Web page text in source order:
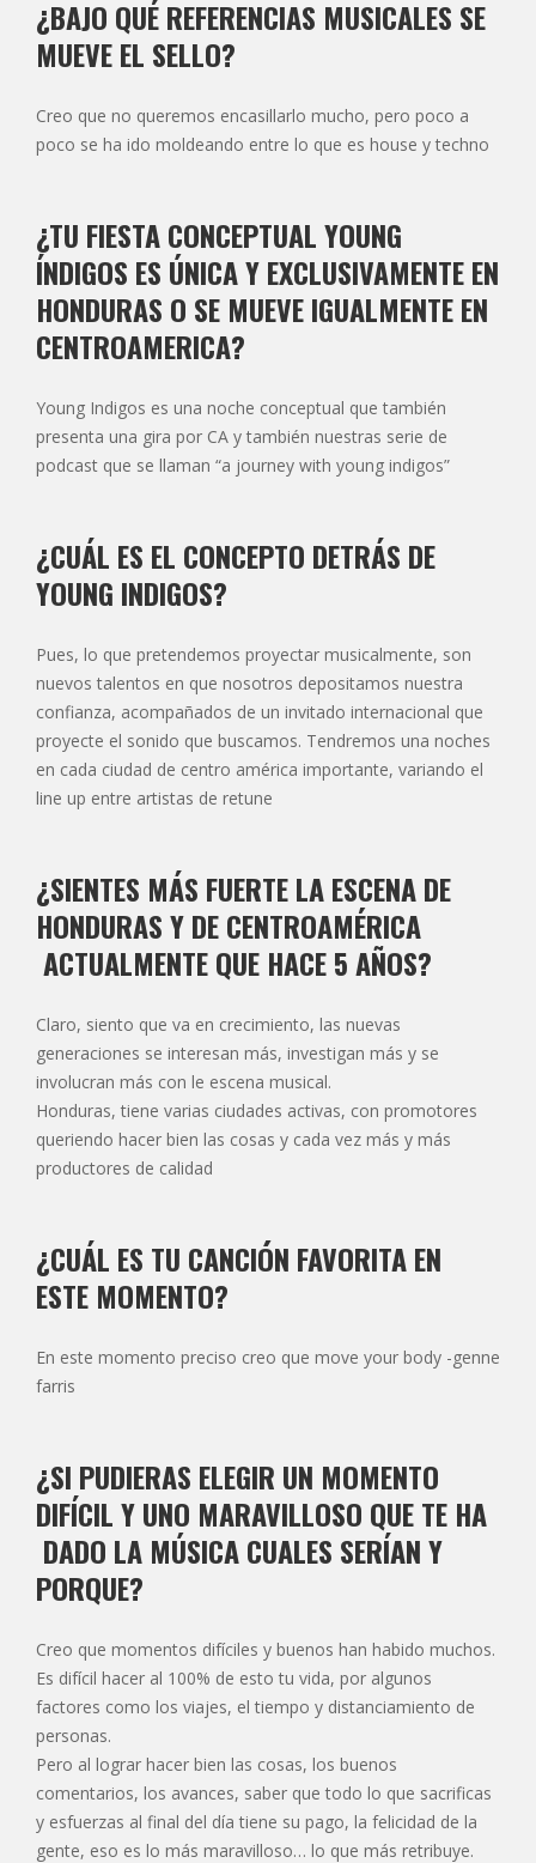
¿BAJO QUÉ REFERENCIAS MUSICALES SE
MUEVE EL SELLO?
Creo que no queremos encasillarlo mucho, pero poco a
poco se ha ido moldeando entre lo que es house y techno
¿TU FIESTA CONCEPTUAL YOUNG
ÍNDIGOS ES ÚNICA Y EXCLUSIVAMENTE EN
HONDURAS O SE MUEVE IGUALMENTE EN
CENTROAMERICA?
Young Indigos es una noche conceptual que también
presenta una gira por CA y también nuestras serie de
podcast que se llaman “a journey with young indigos”
¿CUÁL ES EL CONCEPTO DETRÁS DE
YOUNG INDIGOS?
Pues, lo que pretendemos proyectar musicalmente, son
nuevos talentos en que nosotros depositamos nuestra
confianza, acompañados de un invitado internacional que
proyecte el sonido que buscamos. Tendremos una noches
en cada ciudad de centro américa importante, variando el
line up entre artistas de retune
¿SIENTES MÁS FUERTE LA ESCENA DE
HONDURAS Y DE CENTROAMÉRICA
ACTUALMENTE QUE HACE 5 AÑOS?
Claro, siento que va en crecimiento, las nuevas
generaciones se interesan más, investigan más y se
involucran más con le escena musical.
Honduras, tiene varias ciudades activas, con promotores
queriendo hacer bien las cosas y cada vez más y más
productores de calidad
¿CUÁL ES TU CANCIÓN FAVORITA EN
ESTE MOMENTO?
En este momento preciso creo que move your body -genne
farris
¿SI PUDIERAS ELEGIR UN MOMENTO
DIFÍCIL Y UNO MARAVILLOSO QUE TE HA
DADO LA MÚSICA CUALES SERÍAN Y
PORQUE?
Creo que momentos difíciles y buenos han habido muchos.
Es difícil hacer al 100% de esto tu vida, por algunos
factores como los viajes, el tiempo y distanciamiento de
personas.
Pero al lograr hacer bien las cosas, los buenos
comentarios, los avances, saber que todo lo que sacrificas
y esfuerzas al final del día tiene su pago, la felicidad de la
gente, eso es lo más maravilloso… lo que más retribuye.